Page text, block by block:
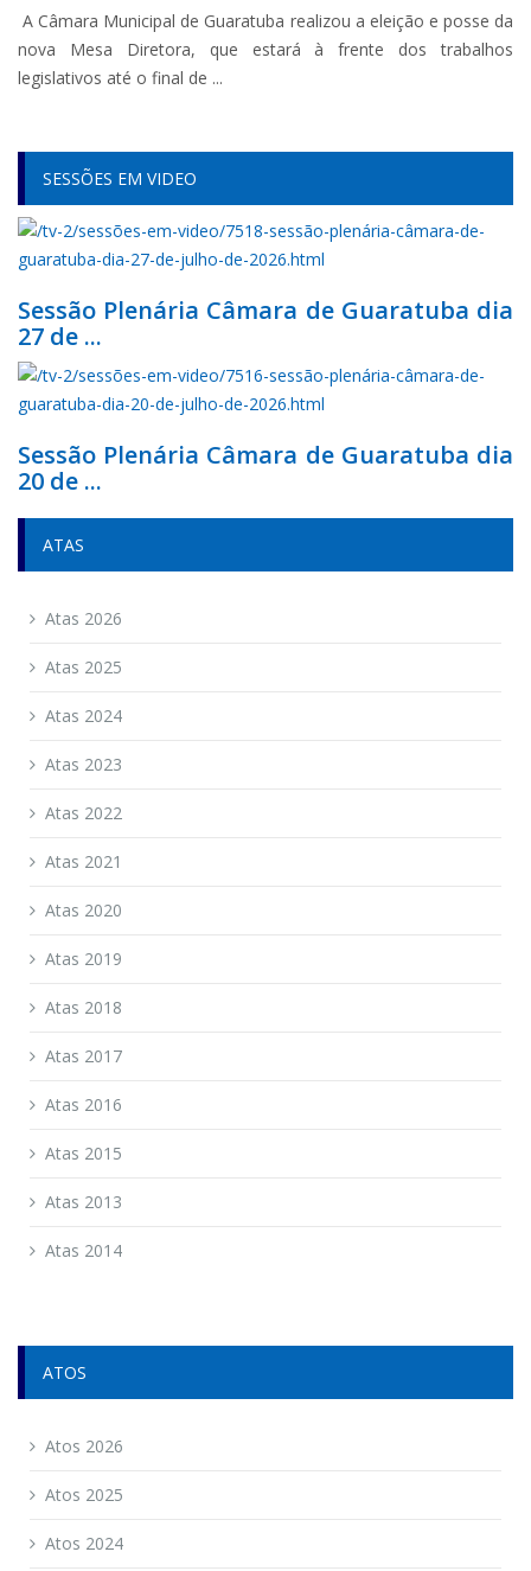
A Câmara Municipal de Guaratuba realizou a eleição e posse da
nova Mesa Diretora, que estará à frente dos trabalhos
legislativos até o final de ...
SESSÕES EM VIDEO
Sessão Plenária Câmara de Guaratuba dia
27 de ...
Sessão Plenária Câmara de Guaratuba dia
20 de ...
ATAS
Atas 2026
Atas 2025
Atas 2024
Atas 2023
Atas 2022
Atas 2021
Atas 2020
Atas 2019
Atas 2018
Atas 2017
Atas 2016
Atas 2015
Atas 2013
Atas 2014
ATOS
Atos 2026
Atos 2025
Atos 2024